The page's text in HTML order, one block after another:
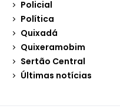
Policial
Política
Quixadá
Quixeramobim
Sertão Central
Últimas notícias